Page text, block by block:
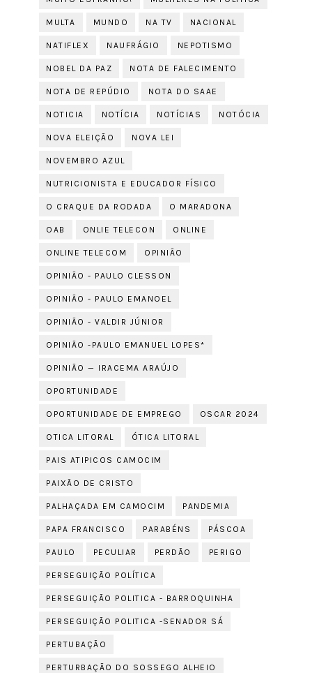
MULTA MUNDO NA TV NACIONAL
NATIFLEX NAUFRÁGIO NEPOTISMO
NOBEL DA PAZ NOTA DE FALECIMENTO
NOTA DE REPÚDIO NOTA DO SAAE
NOTICIA NOTÍCIA NOTÍCIAS NOTÓCIA
NOVA ELEIÇÃO NOVA LEI
NOVEMBRO AZUL
NUTRICIONISTA E EDUCADOR FÍSICO
O CRAQUE DA RODADA O MARADONA
OAB ONLIE TELECON ONLINE
ONLINE TELECOM OPINIÃO
OPINIÃO - PAULO CLESSON
OPINIÃO - PAULO EMANOEL
OPINIÃO - VALDIR JÚNIOR
OPINIÃO -PAULO EMANUEL LOPES*
OPINIÃO — IRACEMA ARAÚJO
OPORTUNIDADE
OPORTUNIDADE DE EMPREGO OSCAR 2024
OTICA LITORAL ÓTICA LITORAL
PAIS ATIPICOS CAMOCIM
PAIXÃO DE CRISTO
PALHAÇADA EM CAMOCIM PANDEMIA
PAPA FRANCISCO PARABÉNS PÁSCOA
PAULO PECULIAR PERDÃO PERIGO
PERSEGUIÇÃO POLÍTICA
PERSEGUIÇÃO POLITICA - BARROQUINHA
PERSEGUIÇÃO POLITICA -SENADOR SÁ
PERTUBAÇÃO
PERTURBAÇÃO DO SOSSEGO ALHEIO